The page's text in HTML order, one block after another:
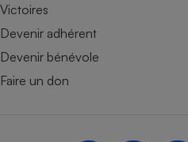
Victoires
Devenir adhérent
Devenir bénévole
Faire un don